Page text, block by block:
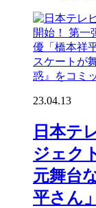
23.04.13
日本テ
ジェク
元舞台
平さん